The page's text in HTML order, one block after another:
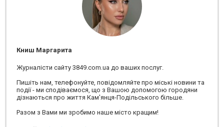
Книш Маргарита
Журналісти сайту 3849.com.ua до ваших послуг.
Пишіть нам, телефонуйте, повідомляйте про міські новини та
події - ми сподіваємося, що з Вашою допомогою городяни
дізнаються про життя Кам'янця-Подільського більше.
Разом з Вами ми зробимо наше місто кращим!